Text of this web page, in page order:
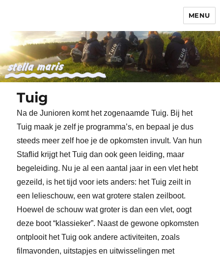
MENU
Tuig
Na de Junioren komt het zogenaamde Tuig. Bij het
Tuig maak je zelf je programma’s, en bepaal je dus
steeds meer zelf hoe je de opkomsten invult. Van hun
Staflid krijgt het Tuig dan ook geen leiding, maar
begeleiding. Nu je al een aantal jaar in een vlet hebt
gezeild, is het tijd voor iets anders: het Tuig zeilt in
een lelieschouw, een wat grotere stalen zeilboot.
Hoewel de schouw wat groter is dan een vlet, oogt
deze boot “klassieker”. Naast de gewone opkomsten
ontplooit het Tuig ook andere activiteiten, zoals
filmavonden, uitstapjes en uitwisselingen met